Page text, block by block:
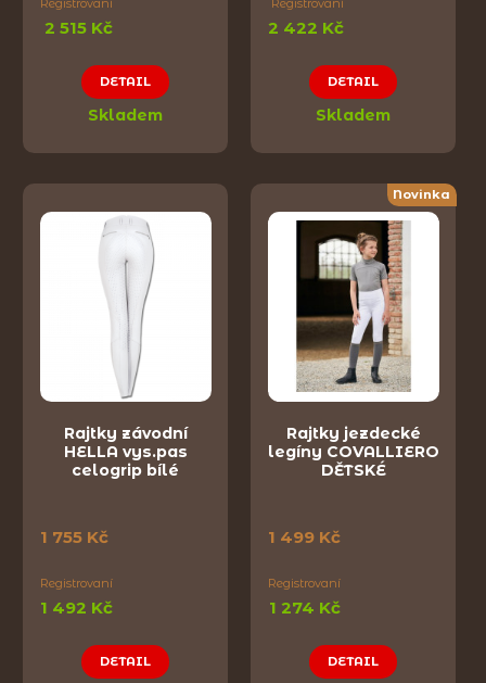
Registrovaní
2 515 Kč
DETAIL
Skladem
Registrovaní
2 422 Kč
DETAIL
Skladem
Rajtky závodní
HELLA vys.pas
celogrip bílé
1 755 Kč
Registrovaní
1 492 Kč
DETAIL
Novinka
Rajtky jezdecké
legíny COVALLIERO
DĚTSKÉ
1 499 Kč
Registrovaní
1 274 Kč
DETAIL